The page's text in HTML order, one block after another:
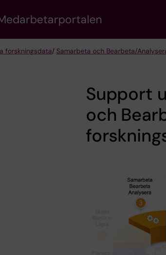
forskningsdata/ Samarbeta och Bearbeta/
Support
och